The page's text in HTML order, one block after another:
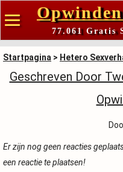
77.061 Gratis
Startpagina > Hetero
Geschreven Door
Er zijn nog geen reacties
een reactie te plaatsen!